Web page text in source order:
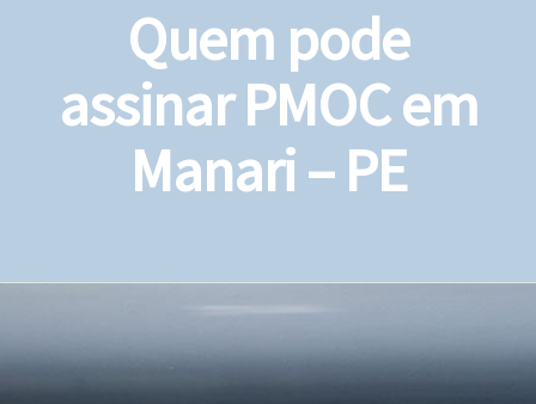
Quem pode
assinar PMOC em
Manari – PE